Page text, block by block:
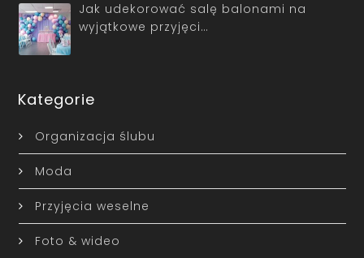
Jak udekorować salę balonami na
wyjątkowe przyjęci…
Kategorie
Organizacja ślubu
Moda
Przyjęcia weselne
Foto & wideo